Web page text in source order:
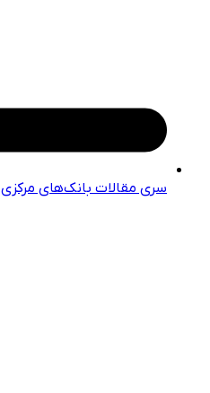
سری مقالات بانک‌های مرکزی